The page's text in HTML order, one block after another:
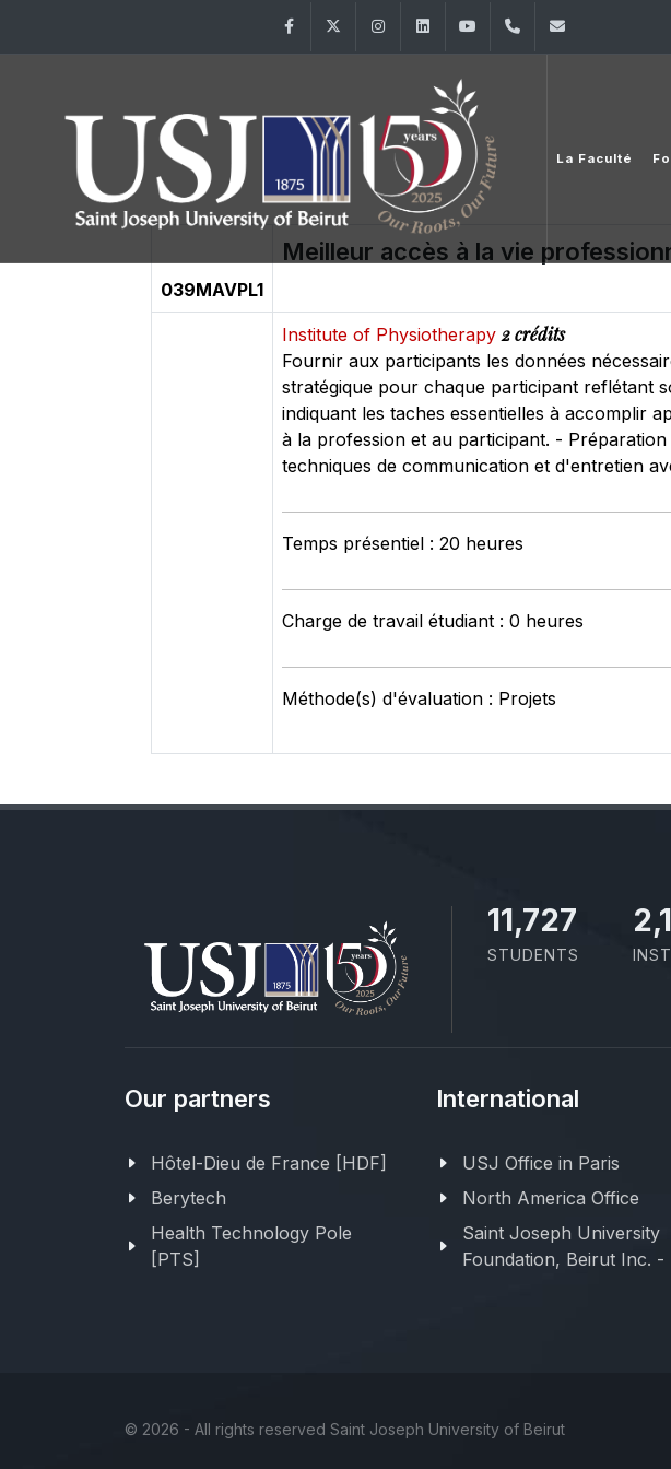
FacebookTwitter InstagramLinkedInYouTube+961 (1) 421 581
La Faculté
039MAVPL1
Meilleur accès à la vie
Institute of Physiotherapy2 crédits
Fournir aux participants les données
stratégique pour chaque participant reflétant
indiquant les taches essentielles à accomplir
à la profession et au participant. -
techniques de communication et d'entretien
Temps présentiel : 20 heures
Charge de travail étudiant : 0 heures
Méthode(s) d'évaluation : Projets
11,727
STUDENTS
Our partners
Hôtel-Dieu de France [HDF]
Berytech
Health Technology Pole
[PTS]
International
USJ Office in Paris
North America Office
Saint Joseph University
Foundation, Beirut Inc. -
© 2026 - All rights reserved Saint Joseph University of Beirut